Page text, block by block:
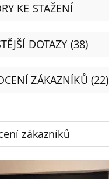
zákazníků
KE STAŽENÍ
DOTAZY (38)
ZÁKAZNÍKŮ (22)